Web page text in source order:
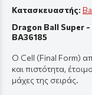
Κατασκευαστής:
Dragon Ball Super
BA36185
Ο Cell (Final Form)
και πιστότητα,
μάχες της σειράς.